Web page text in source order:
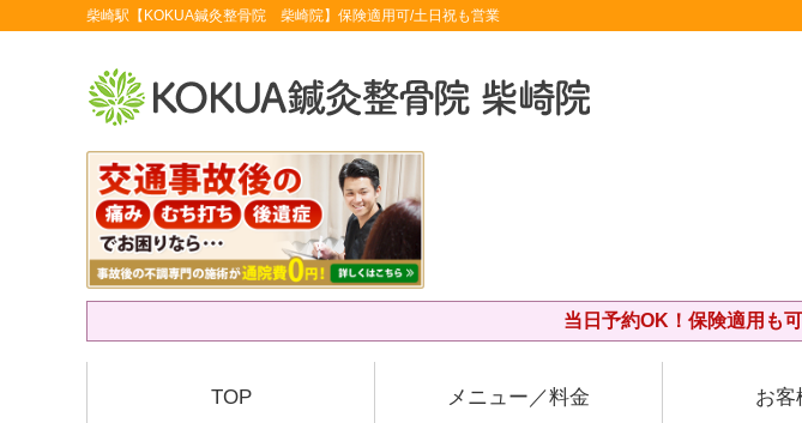
柴崎駅【KOKUA鍼灸整骨院 柴崎院】保険適用可/土日祝も営業
当日予約OK！保険適用も
TOP メニュー／料金 お客